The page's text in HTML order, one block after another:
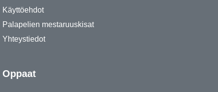
Käyttöehdot
Palapelien mestaruuskisat
Yhteystiedot
Oppaat